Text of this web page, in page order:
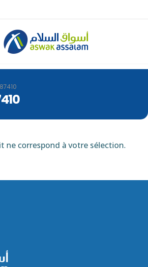
ne correspond à votre sélection.